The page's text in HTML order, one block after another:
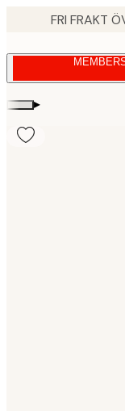
FRI FRAKT
▸